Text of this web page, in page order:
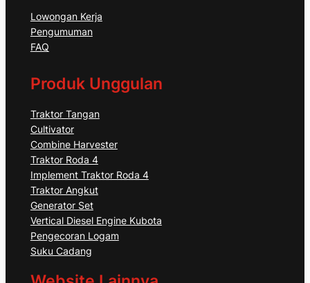
Lowongan Kerja
Pengumuman
FAQ
Produk Unggulan
Traktor Tangan
Cultivator
Combine Harvester
Traktor Roda 4
Implement Traktor Roda 4
Traktor Angkut
Generator Set
Vertical Diesel Engine Kubota
Pengecoran Logam
Suku Cadang